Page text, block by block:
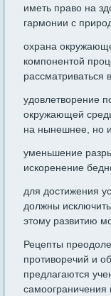
иметь пра­во на
гармонии с
охрана
компо­нентой
рассматриваться
удовлетворение
окружа­ющей
на нынешнее, но
уменьшение
искорене­ние
для достижения
должны
этому развитию
Рецепты
противоречий и
предлагаются
самоограничения